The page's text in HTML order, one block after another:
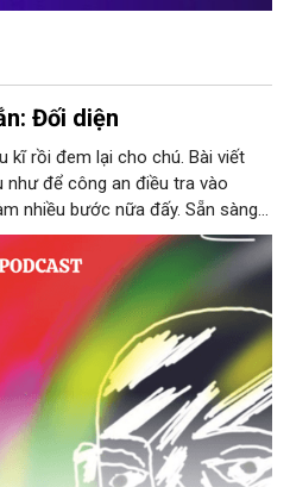
Đối diện
kĩ rồi đem lại cho chú. Bài viết
như để công an điều tra vào
nhiều bước nữa đấy. Sẵn sàng
tập bài viết đưa lại cho Thy. Cô
ba, loạt bài phóng sự của mình